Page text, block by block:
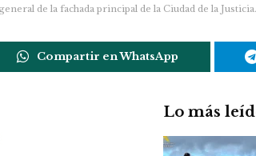
de la fachada principal de la Ciudad de la
Compartir en WhatsApp
Lo más